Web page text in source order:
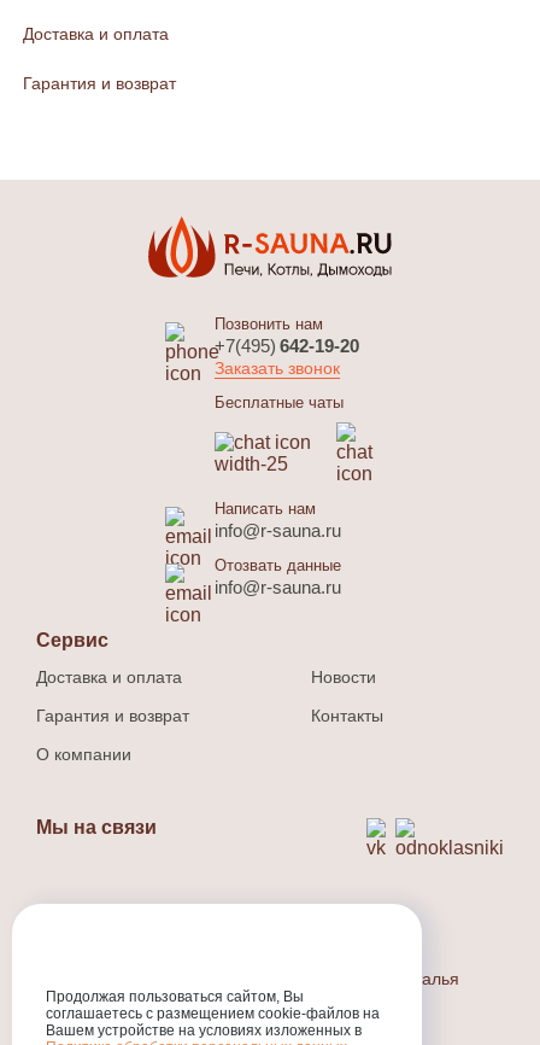
Доставка и оплата
Гарантия и возврат
Позвонить нам
+7(495) 642-19-20
Заказать звонок
Бесплатные чаты
Написать нам
info@r-sauna.ru
Отозвать данные
info@r-sauna.ru
Сервис
Доставка и оплата
Гарантия и возврат
О компании
Новости
Контакты
Мы на связи
Индивидуальный предприниматель Людина Наталья
Валерьевна
ИНН:301710573800
ОГРНИП:324774600318231
Продолжая пользоваться сайтом, Вы
соглашаетесь с размещением cookie-файлов на
Вашем устройстве на условиях изложенных в